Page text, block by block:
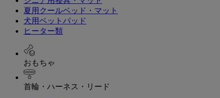
夏用クールベッド・マット
犬用ベットパッド
ヒーター類
おもちゃ
首輪・ハーネス・リード